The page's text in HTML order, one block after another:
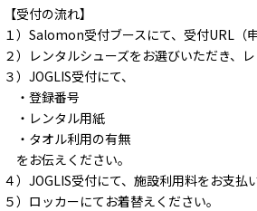
【受付の流れ】
１）Salomon受付ブースにて、受付URL（
２）レンタルシューズをお選びいただき、
３）JOGLIS受付にて、
・登録番号
・レンタル用紙
・タオル利用の有無
をお伝えください。
４）JOGLIS受付にて、施設利用料をお支払
５）ロッカーにてお着替えください。